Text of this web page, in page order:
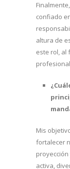
confiado
altura de
este rol, al
Mis
fortalecer
activa,